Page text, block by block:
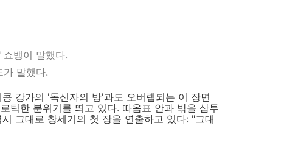
뱅이 말했다.
가 말했다.
강가의 '독신자의 방'과도 오버랩되는 이 장면
틱한 분위기를 띄고 있다. 따옴표 안과 밖을 삼투
그대로 창세기의 첫 장을 연출하고 있다: "그대